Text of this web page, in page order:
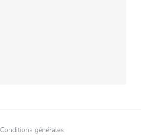
Conditions générales